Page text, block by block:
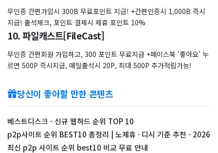
무인증 간편가입시 300B 무료포인트 지급! +간편인증시 1,000B 즉시
지급! 출석체크, 포인트 결제시 제휴 포인트 10%
10. 파일캐스트[FileCast]
무인증 간편회원 가입하고, 300 포인트 무료지급 +페이스북 '좋아요' 누
르면 500P 즉시지급, 매일출석시 20P, 최대 500P 추가적립가능!
당신이 좋아할 만한 콘텐츠
베스트디스크 - 신규 웹하드 순위 TOP 10
p2p사이트 순위 BEST10 총정리 | 노제휴 · 디시 기준 추천 - 2026
최신 p2p 사이트 순위 best10 비교 무료 안내